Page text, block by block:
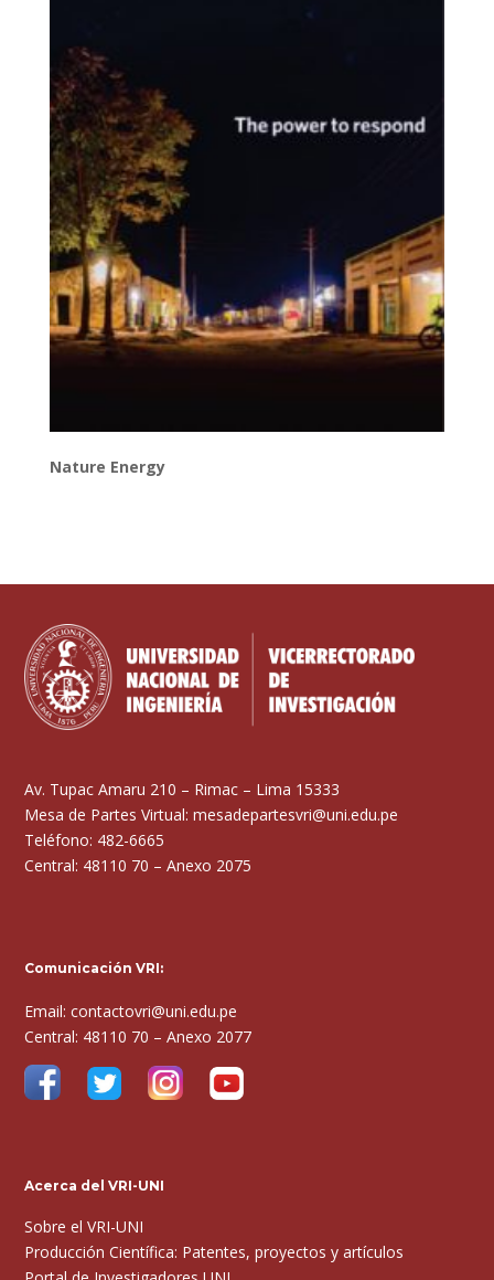
Nature Energy
Av. Tupac Amaru 210 – Rimac – Lima 15333
Mesa de Partes Virtual: mesadepartesvri@uni.edu.pe
Teléfono: 482-6665
Central: 48110 70 – Anexo 2075
Comunicación VRI:
Email: contactovri@uni.edu.pe
Central: 48110 70 – Anexo 2077
Acerca del VRI-UNI
Sobre el VRI-UNI
Producción Científica: Patentes, proyectos y artículos